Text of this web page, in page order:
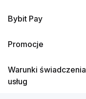
Bybit Pay
Promocje
Warunki świadczenia
usług